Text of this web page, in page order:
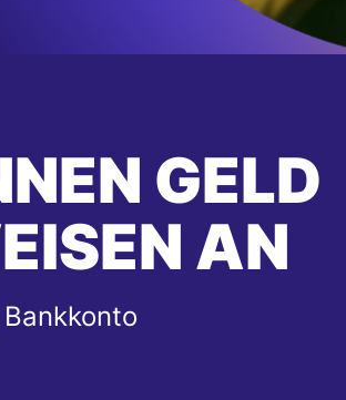
GELD
AN